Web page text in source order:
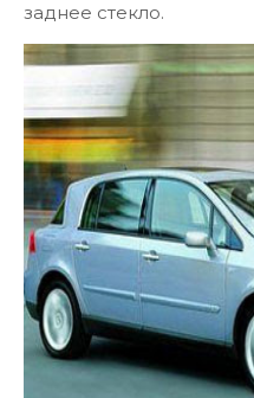
заднее стекло.